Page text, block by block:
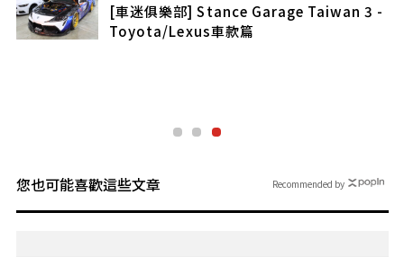
[車迷俱樂部] Stance Garage Taiwan 3 -
Toyota/Lexus車款篇
您也可能喜歡這些文章 Recommended by